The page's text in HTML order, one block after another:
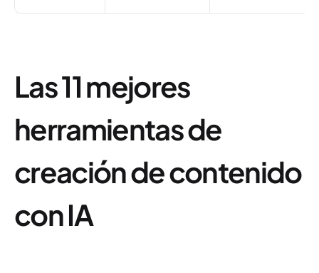
Las 11 mejores
herramientas de
creación de contenido
con IA